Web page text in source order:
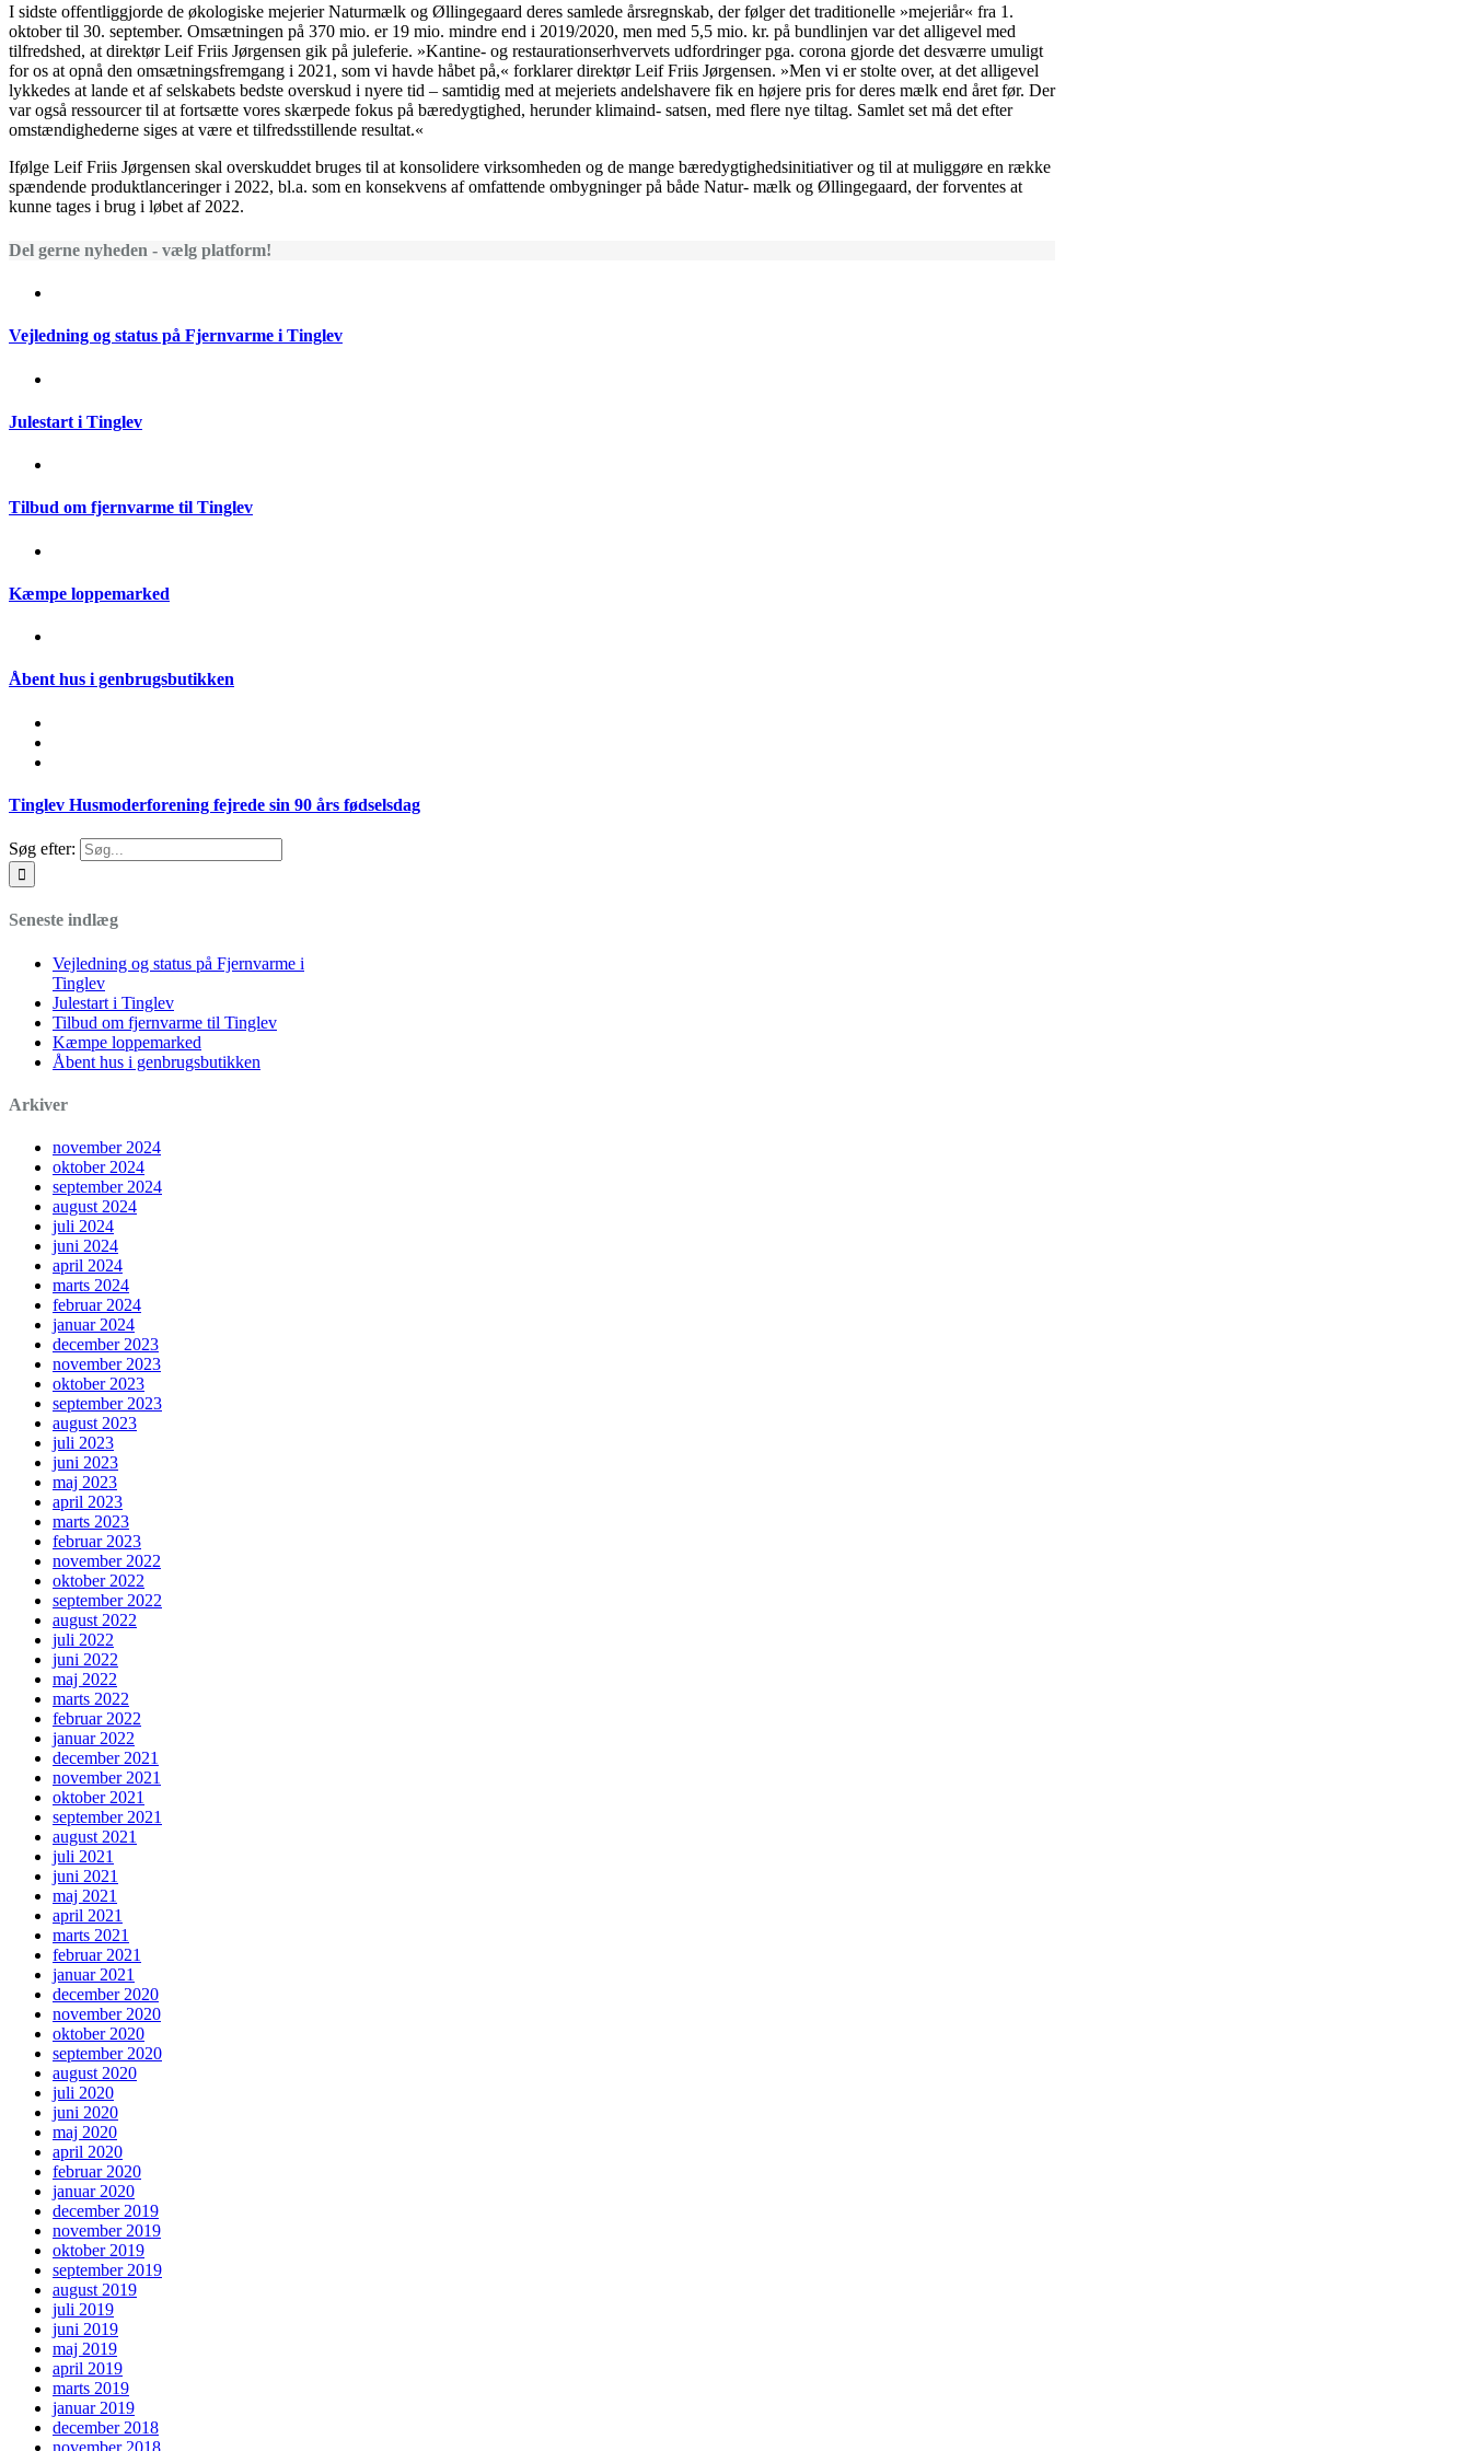
I sidste offentliggjorde de økologiske mejerier Naturmælk og Øllingegaard deres samlede årsregnskab, der følger det traditionelle »mejeriår« fra 1.
oktober til 30. september. Omsætningen på 370 mio. er 19 mio. mindre end i 2019/2020, men med 5,5 mio. kr. på bundlinjen var det alligevel med
tilfredshed, at direktør Leif Friis Jørgensen gik på juleferie. »Kantine- og restaurationserhvervets udfordringer pga. corona gjorde det desværre umuligt
for os at opnå den omsætningsfremgang i 2021, som vi havde håbet på,« forklarer direktør Leif Friis Jørgensen. »Men vi er stolte over, at det alligevel
lykkedes at lande et af selskabets bedste overskud i nyere tid – samtidig med at mejeriets andelshavere fik en højere pris for deres mælk end året før. Der
var også ressourcer til at fortsætte vores skærpede fokus på bæredygtighed, herunder klimaind- satsen, med flere nye tiltag. Samlet set må det efter
omstændighederne siges at være et tilfredsstillende resultat.«
Ifølge Leif Friis Jørgensen skal overskuddet bruges til at konsolidere virksomheden og de mange bæredygtighedsinitiativer og til at muliggøre en række
spændende produktlanceringer i 2022, bl.a. som en konsekvens af omfattende ombygninger på både Natur- mælk og Øllingegaard, der forventes at
kunne tages i brug i løbet af 2022.
Del gerne nyheden - vælg platform!
Vejledning og status på Fjernvarme i Tinglev
Julestart i Tinglev
Tilbud om fjernvarme til Tinglev
Kæmpe loppemarked
Åbent hus i genbrugsbutikken
Tinglev Husmoderforening fejrede sin 90 års fødselsdag
Søg efter:
Seneste indlæg
Vejledning og status på Fjernvarme i
Tinglev
Julestart i Tinglev
Tilbud om fjernvarme til Tinglev
Kæmpe loppemarked
Åbent hus i genbrugsbutikken
Arkiver
november 2024
oktober 2024
september 2024
august 2024
juli 2024
juni 2024
april 2024
marts 2024
februar 2024
januar 2024
december 2023
november 2023
oktober 2023
september 2023
august 2023
juli 2023
juni 2023
maj 2023
april 2023
marts 2023
februar 2023
november 2022
oktober 2022
september 2022
august 2022
juli 2022
juni 2022
maj 2022
marts 2022
februar 2022
januar 2022
december 2021
november 2021
oktober 2021
september 2021
august 2021
juli 2021
juni 2021
maj 2021
april 2021
marts 2021
februar 2021
januar 2021
december 2020
november 2020
oktober 2020
september 2020
august 2020
juli 2020
juni 2020
maj 2020
april 2020
februar 2020
januar 2020
december 2019
november 2019
oktober 2019
september 2019
august 2019
juli 2019
juni 2019
maj 2019
april 2019
marts 2019
januar 2019
december 2018